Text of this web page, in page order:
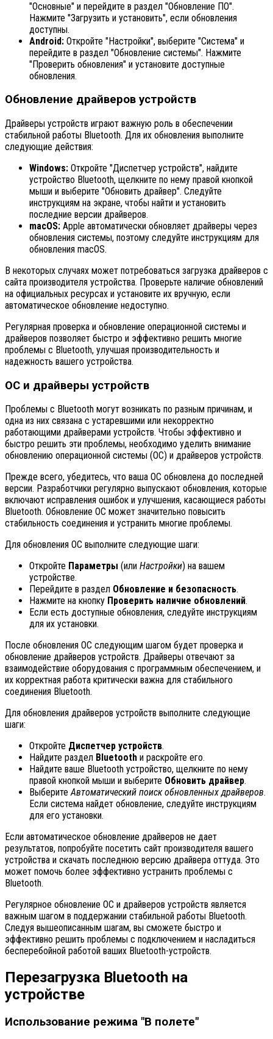
"Основные" и перейдите в раздел "Обновление ПО".
Нажмите "Загрузить и установить", если обновления
доступны.
Android: Откройте "Настройки", выберите "Система" и
перейдите в раздел "Обновление системы". Нажмите
"Проверить обновления" и установите доступные
обновления.
Обновление драйверов устройств
Драйверы устройств играют важную роль в обеспечении
стабильной работы Bluetooth. Для их обновления выполните
следующие действия:
Windows: Откройте "Диспетчер устройств", найдите
устройство Bluetooth, щелкните по нему правой кнопкой
мыши и выберите "Обновить драйвер". Следуйте
инструкциям на экране, чтобы найти и установить
последние версии драйверов.
macOS: Apple автоматически обновляет драйверы через
обновления системы, поэтому следуйте инструкциям для
обновления macOS.
В некоторых случаях может потребоваться загрузка драйверов с
сайта производителя устройства. Проверьте наличие обновлений
на официальных ресурсах и установите их вручную, если
автоматическое обновление недоступно.
Регулярная проверка и обновление операционной системы и
драйверов позволяет быстро и эффективно решить многие
проблемы с Bluetooth, улучшая производительность и
надежность вашего устройства.
ОС и драйверы устройств
Проблемы с Bluetooth могут возникать по разным причинам, и
одна из них связана с устаревшими или некорректно
работающими драйверами устройств. Чтобы эффективно и
быстро решить эти проблемы, необходимо уделить внимание
обновлению операционной системы (ОС) и драйверов устройств.
Прежде всего, убедитесь, что ваша ОС обновлена до последней
версии. Разработчики регулярно выпускают обновления, которые
включают исправления ошибок и улучшения, касающиеся работы
Bluetooth. Обновление ОС может значительно повысить
стабильность соединения и устранить многие проблемы.
Для обновления ОС выполните следующие шаги:
Откройте Параметры (или Настройки) на вашем
устройстве.
Перейдите в раздел Обновление и безопасность.
Нажмите на кнопку Проверить наличие обновлений.
Если есть доступные обновления, следуйте инструкциям
для их установки.
После обновления ОС следующим шагом будет проверка и
обновление драйверов устройств. Драйверы отвечают за
взаимодействие оборудования с программным обеспечением, и
их корректная работа критически важна для стабильного
соединения Bluetooth.
Для обновления драйверов устройств выполните следующие
шаги:
Откройте Диспетчер устройств.
Найдите раздел Bluetooth и раскройте его.
Найдите ваше Bluetooth устройство, щелкните по нему
правой кнопкой мыши и выберите Обновить драйвер.
ВыберитеАвтоматический поиск обновленных драйверов.
Если система найдет обновление, следуйте инструкциям
для его установки.
Если автоматическое обновление драйверов не дает
результатов, попробуйте посетить сайт производителя вашего
устройства и скачать последнюю версию драйвера оттуда. Это
может помочь более эффективно устранить проблемы с
Bluetooth.
Регулярное обновление ОС и драйверов устройств является
важным шагом в поддержании стабильной работы Bluetooth.
Следуя вышеописанным шагам, вы сможете быстро и
эффективно решить проблемы с подключением и насладиться
бесперебойной работой ваших Bluetooth-устройств.
Перезагрузка Bluetooth на
устройстве
Использование режима "В полете"